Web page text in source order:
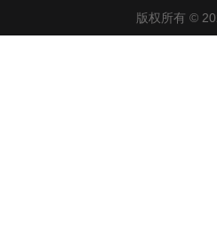
版权所有 ©